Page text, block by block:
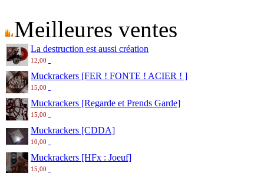
Meilleures ventes
La destruction est aussi création
12,00
Muckrackers [FER ! FONTE ! ACIER ! ]
15,00
Muckrackers [Regarde et Prends Garde]
15,00
Muckrackers [CDDA]
10,00
Muckrackers [HFx : Joeuf]
15,00